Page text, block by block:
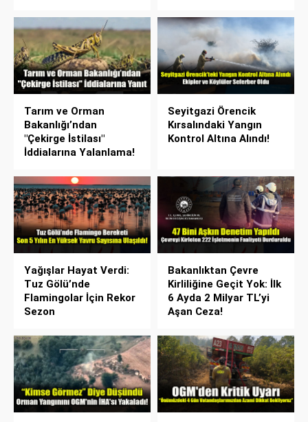
Tarım ve Orman
Bakanlığı’ndan
"Çekirge İstilası"
İddialarına Yalanlama!
Seyitgazi Örencik
Kırsalındaki Yangın
Kontrol Altına Alındı!
Yağışlar Hayat Verdi:
Tuz Gölü’nde
Flamingolar İçin Rekor
Sezon
Bakanlıktan Çevre
Kirliliğine Geçit Yok: İlk
6 Ayda 2 Milyar TL’yi
Aşan Ceza!